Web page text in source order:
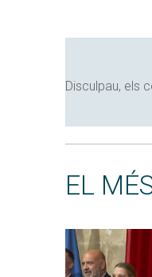
Disculpau, els
EL